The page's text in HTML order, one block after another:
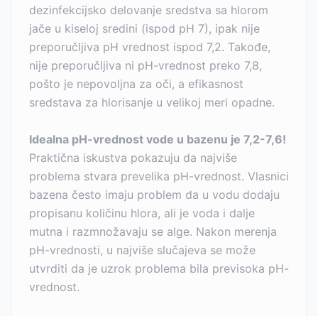
dezinfekcijsko delovanje sredstva sa hlorom
jače u kiseloj sredini (ispod pH 7), ipak nije
preporučljiva pH vrednost ispod 7,2. Takođe,
nije preporučljiva ni pH-vrednost preko 7,8,
pošto je nepovoljna za oči, a efikasnost
sredstava za hlorisanje u velikoj meri opadne.
Idealna pH-vrednost vode u bazenu je 7,2-7,6!
Praktična iskustva pokazuju da najviše
problema stvara prevelika pH-vrednost. Vlasnici
bazena često imaju problem da u vodu dodaju
propisanu količinu hlora, ali je voda i dalje
mutna i razmnožavaju se alge. Nakon merenja
pH-vrednosti, u najviše slučajeva se može
utvrditi da je uzrok problema bila previsoka pH-
vrednost.